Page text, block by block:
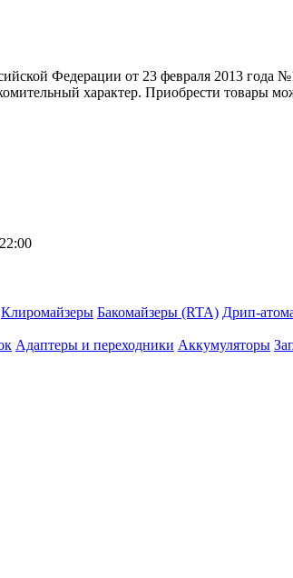
Федерации от 23 февраля 2013
характер. Приобрести товары
Клиромайзеры Бакомайзеры (RTA) Дрип-
Адаптеры и переходники Аккумуляторы